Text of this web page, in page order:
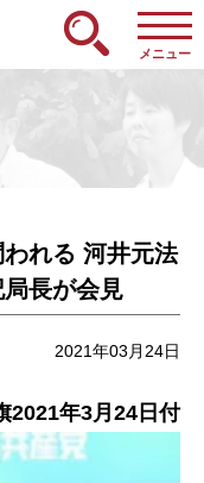
メニュー
れる 河井元法
長が会見
2021年03月24日
2021年3月24日付